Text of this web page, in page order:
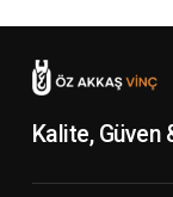
Kalite,